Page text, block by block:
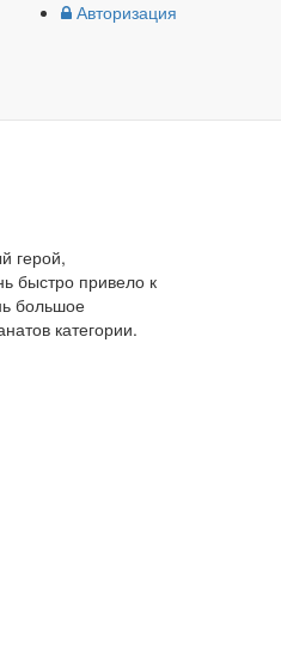
Авторизация
герой,
быстро привело к
большое
категории.